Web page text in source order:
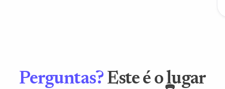
Perguntas? Este é o lugar